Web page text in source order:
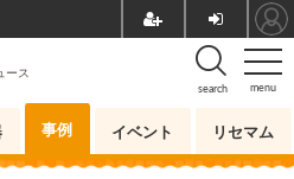
menu
search
ース
事例 イベント リセマム